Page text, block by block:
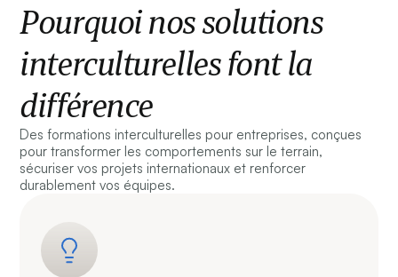
Pourquoi nos solutions
interculturelles font la
différence
Des formations interculturelles pour entreprises, conçues
pour transformer les comportements sur le terrain,
sécuriser vos projets internationaux et renforcer
durablement vos équipes.